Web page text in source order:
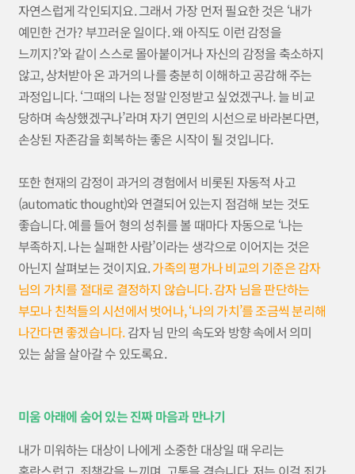
자연스럽게 각인되지요. 그래서 가장 먼저 필요한 것은 ‘내가
예민한 건가? 부끄러운 일이다. 왜 아직도 이런 감정을
느끼지?’와 같이 스스로 몰아붙이거나 자신의 감정을 축소하지
않고, 상처받아 온 과거의 나를 충분히 이해하고 공감해 주는
과정입니다. ‘그때의 나는 정말 인정받고 싶었겠구나. 늘 비교
당하며 속상했겠구나’라며 자기 연민의 시선으로 바라본다면,
손상된 자존감을 회복하는 좋은 시작이 될 것입니다.
또한 현재의 감정이 과거의 경험에서 비롯된 자동적 사고
(automatic thought)와 연결되어 있는지 점검해 보는 것도
좋습니다. 예를 들어 형의 성취를 볼 때마다 자동으로 ‘나는
부족하지. 나는 실패한 사람’이라는 생각으로 이어지는 것은
아닌지 살펴보는 것이지요.가족의 평가나 비교의 기준은 감자
님의 가치를 절대로 결정하지 않습니다. 감자 님을 판단하는
부모나 친척들의 시선에서 벗어나, ‘나의 가치’를 조금씩 분리해
나간다면 좋겠습니다.감자 님 만의 속도와 방향 속에서 의미
있는 삶을 살아갈 수 있도록요.
미움 아래에 숨어 있는 진짜 마음과 만나기
내가 미워하는 대상이 나에게 소중한 대상일 때 우리는